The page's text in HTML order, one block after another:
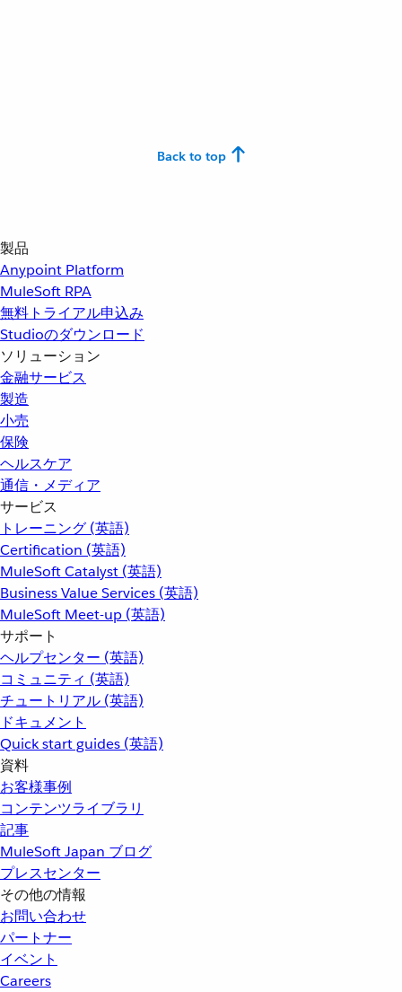
Back to top
製品
Anypoint Platform
MuleSoft RPA
無料トライアル申込み
Studioのダウンロード
ソリューション
金融サービス
製造
小売
保険
ヘルスケア
通信・メディア
サービス
トレーニング (英語)
Certification (英語)
MuleSoft Catalyst (英語)
Business Value Services (英語)
MuleSoft Meet-up (英語)
サポート
ヘルプセンター (英語)
コミュニティ (英語)
チュートリアル (英語)
ドキュメント
Quick start guides (英語)
資料
お客様事例
コンテンツライブラリ
記事
MuleSoft Japan ブログ
プレスセンター
その他の情報
お問い合わせ
パートナー
イベント
Careers